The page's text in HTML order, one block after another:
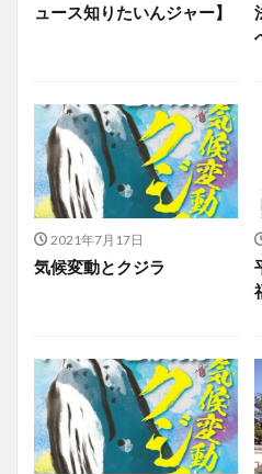
ュース知りたいんジャー】
2021年7月17日
気候変動とクジラ